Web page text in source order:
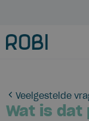
Veelgestelde
Wat is dat